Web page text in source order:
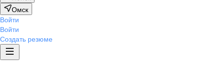
Омск
Войти
Войти
Создать резюме